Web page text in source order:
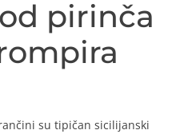
pirinča
su tipičan sicilijanski